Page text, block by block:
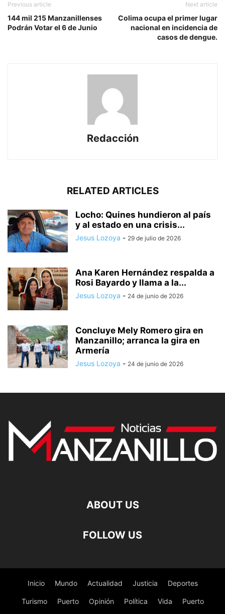
Previous article
144 mil 215 Manzanillenses
Podrán Votar el 6 de Junio
Next article
Colima ocupa el primer lugar
nacional en incidencia de
casos de dengue.
Redacción
RELATED ARTICLES
Locho: Quines hundieron al país
y al estado en una crisis...
Jesus Lozoya - 29 de julio de 2026
Ana Karen Hernández respalda a
Rosi Bayardo y llama a la...
Jesus Lozoya - 24 de junio de 2026
Concluye Mely Romero gira en
Manzanillo; arranca la gira en
Armería
Jesus Lozoya - 24 de junio de 2026
ABOUT US
FOLLOW US
Inicio Mundo Actualidad Justicia Deportes
Turismo Puerto Opinión Política Vida Puerto